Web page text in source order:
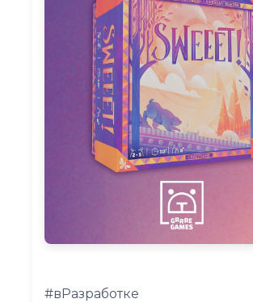
#вРазработке